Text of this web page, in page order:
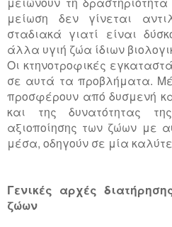
μείωση δεν γίνεται
σταδιακά γιατί είναι
άλλα υγιή ζώα ίδιων
Οι κτηνοτροφικές
σε αυτά τα προβλήματα.
προσφέρουν από δυσμενή
και της δυνατότητας
αξιοποίησης των ζώων με
μέσα, οδηγούν σε μία
Γενικές αρχές
ζώων